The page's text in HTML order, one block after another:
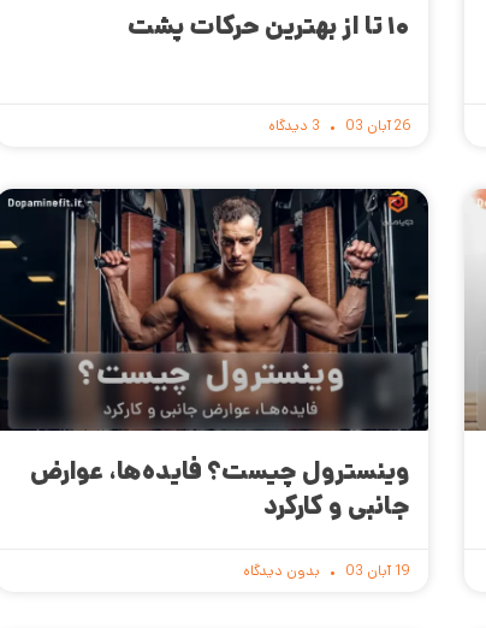
۱۰ تا از بهترین حرکات پشت
26 آبان 03
وینسترول چیست؟ فایده‌ها، عوارض
جانبی و کارکرد
19 آبان 03 بدون دیدگاه